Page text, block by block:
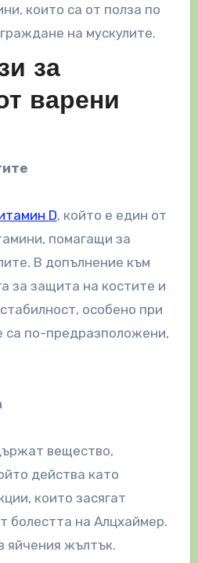
които са от полза по
на мускулите.
за
варени
D, който е един от
помагащи за
В допълнение към
за защита на костите и
особено при
са по-предразположени,
вещество,
действа като
които засягат
болестта на Алцхаймер.
яйчения жълтък.